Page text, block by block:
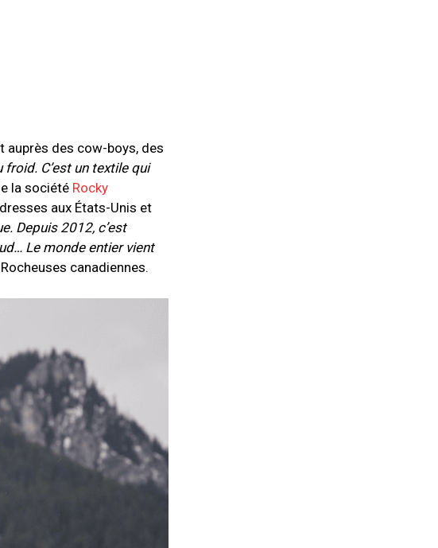
auprès des cow-boys, des
C’est un textile qui
la société Rocky
aux États-Unis et
Depuis 2012, c’est
Le monde entier vient
canadiennes.